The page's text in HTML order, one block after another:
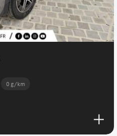
0 g/km